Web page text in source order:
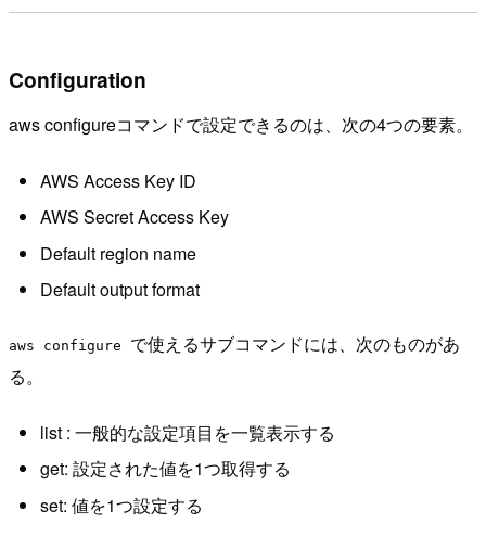
Configuration
aws configureコマンドで設定できるのは、次の4つの要素。
AWS Access Key ID
AWS Secret Access Key
Default region name
Default output format
aws configure で使えるサブコマンドには、次のものがあ
る。
list : 一般的な設定項目を一覧表示する
get: 設定された値を1つ取得する
set: 値を1つ設定する